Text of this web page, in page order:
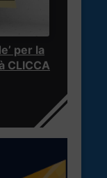
per la
CLICCA